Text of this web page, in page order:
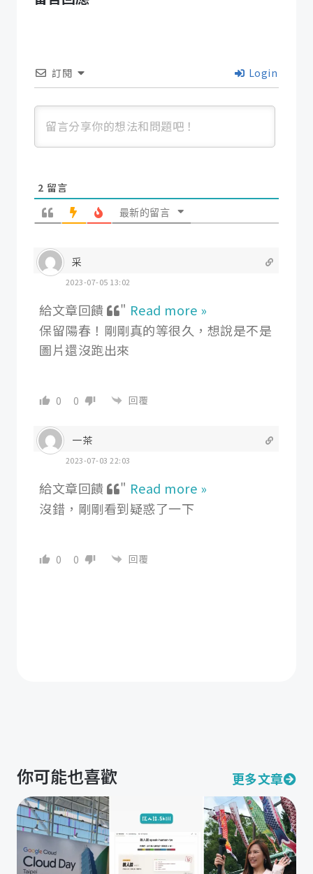
訂閱 Login
2 留言
最新的留言
采
2023-07-05 13:02
給文章回饋 " Read more »
保留陽春！剛剛真的等很久，想說是不是
圖片還沒跑出來
0 0 回覆
一茶
2023-07-03 22:03
給文章回饋 " Read more »
沒錯，剛剛看到疑惑了一下
0 0 回覆
你可能也喜歡 更多文章